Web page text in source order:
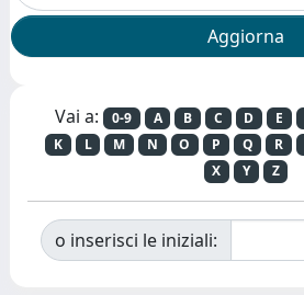
Vai a: 0-9 A B C D E
K
L M N O P Q R
X
Y Z
o inserisci le iniziali: